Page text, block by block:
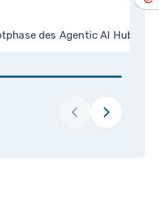
des Agentic AI Hub